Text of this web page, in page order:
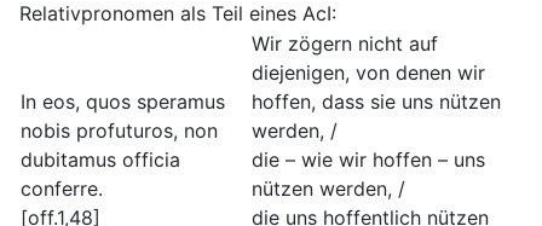
Relativpronomen als Teil eines AcI:
In eos, quos speramus
nobis profuturos, non
dubitamus officia
conferre.
[off.1,48]
Wir zögern nicht auf
diejenigen, von denen wir
hoffen, dass sie uns nützen
werden, /
die – wie wir hoffen – uns
nützen werden, /
die uns hoffentlich nützen